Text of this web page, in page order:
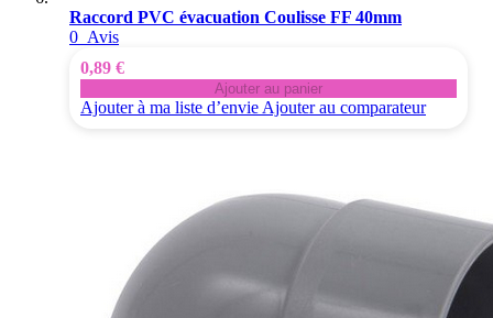
Raccord PVC évacuation Coulisse FF 40mm
0 Avis
0,89 €
Ajouter au panier
Ajouter à ma liste d’envie Ajouter au comparateur